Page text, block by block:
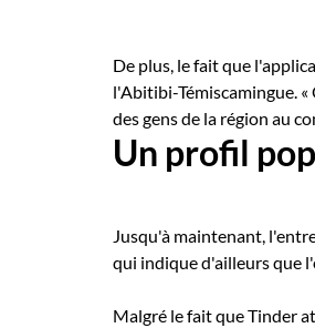
De plus, le fait que
l'Abitibi-Témiscamingue.
des gens de la région au
Un profil
Jusqu'à maintenant,
qui indique d'ailleurs que
Malgré le fait que Tinder